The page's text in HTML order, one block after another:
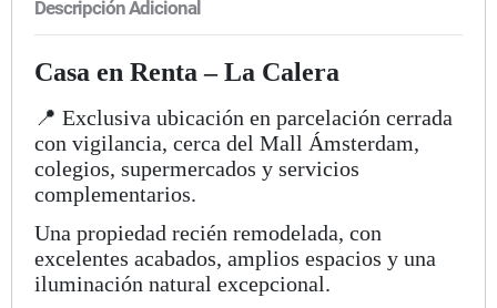
Descripción Adicional
Casa en Renta – La Calera
📍 Exclusiva ubicación en parcelación cerrada
con vigilancia, cerca del Mall Ámsterdam,
colegios, supermercados y servicios
complementarios.
Una propiedad recién remodelada, con
excelentes acabados, amplios espacios y una
iluminación natural excepcional.